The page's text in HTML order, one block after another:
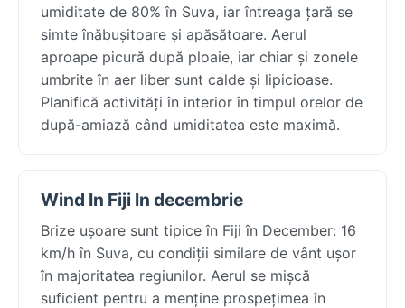
umiditate de 80% în Suva, iar întreaga țară se
simte înăbușitoare și apăsătoare. Aerul
aproape picură după ploaie, iar chiar și zonele
umbrite în aer liber sunt calde și lipicioase.
Planifică activități în interior în timpul orelor de
după-amiază când umiditatea este maximă.
Wind In Fiji In decembrie
Brize ușoare sunt tipice în Fiji în December: 16
km/h în Suva, cu condiții similare de vânt ușor
în majoritatea regiunilor. Aerul se mișcă
suficient pentru a menține prospețimea în